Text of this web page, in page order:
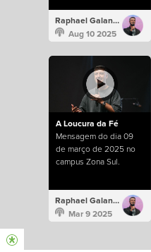
Raphael Galante
Aug 10 2025
A Loucura da Fé
Mensagem do dia 09
de março de 2025 no
campus Zona Sul.
Raphael Galante
Mar 9 2025